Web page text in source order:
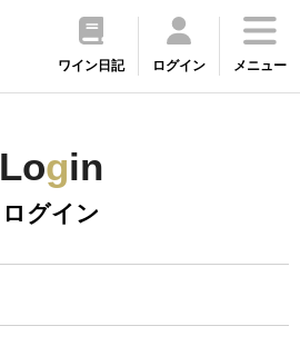
ワイン日記 ログイン メニュー
Login
ログイン